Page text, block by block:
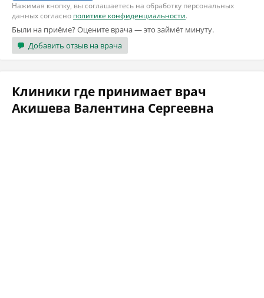
Нажимая кнопку, вы соглашаетесь на обработку персональных
данных согласно политике конфиденциальности.
Были на приёме? Оцените врача — это займёт минуту.
Добавить отзыв на врача
Клиники где принимает врач
Акишева Валентина Сергеевна